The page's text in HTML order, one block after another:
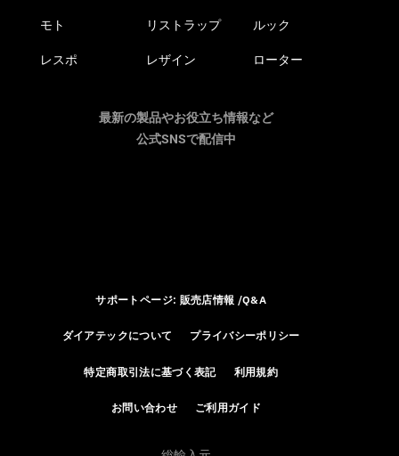
モト リストラップ ルック
レスポ レザイン ローター
最新の製品やお役立ち情報など
公式SNSで配信中
サポートページ: 販売店情報 /Q&A
ダイアテックについて プライバシーポリシー
特定商取引法に基づく表記 利用規約
お問い合わせ ご利用ガイド